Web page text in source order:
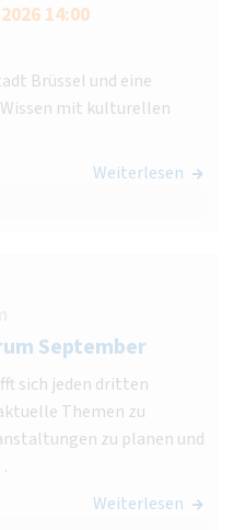
14:00
Brüssel und eine
mit kulturellen
Weiterlesen
September
sich jeden dritten
Themen zu
zu planen und
Weiterlesen